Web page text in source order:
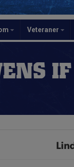
Veteraner
IF